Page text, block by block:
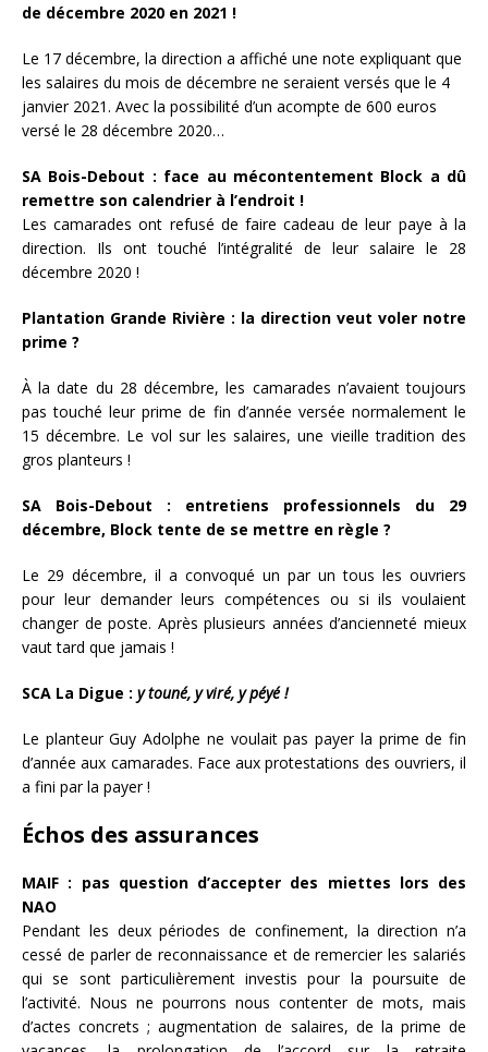
de décembre 2020 en 2021 !
Le 17 décembre, la direction a affiché une note expliquant que
les salaires du mois de décembre ne seraient versés que le 4
janvier 2021. Avec la possibilité d’un acompte de 600 euros
versé le 28 décembre 2020…
SA Bois-Debout : face au mécontentement Block a dû
remettre son calendrier à l’endroit !
Les camarades ont refusé de faire cadeau de leur paye à la
direction. Ils ont touché l’intégralité de leur salaire le 28
décembre 2020 !
Plantation Grande Rivière : la direction veut voler notre
prime ?
À la date du 28 décembre, les camarades n’avaient toujours
pas touché leur prime de fin d’année versée normalement le
15 décembre. Le vol sur les salaires, une vieille tradition des
gros planteurs !
SA Bois-Debout : entretiens professionnels du 29
décembre, Block tente de se mettre en règle ?
Le 29 décembre, il a convoqué un par un tous les ouvriers
pour leur demander leurs compétences ou si ils voulaient
changer de poste. Après plusieurs années d’ancienneté mieux
vaut tard que jamais !
SCA La Digue : y touné, y viré, y péyé !
Le planteur Guy Adolphe ne voulait pas payer la prime de fin
d’année aux camarades. Face aux protestations des ouvriers, il
a fini par la payer !
Échos des assurances
MAIF : pas question d’accepter des miettes lors des
NAO
Pendant les deux périodes de confinement, la direction n’a
cessé de parler de reconnaissance et de remercier les salariés
qui se sont particulièrement investis pour la poursuite de
l’activité. Nous ne pourrons nous contenter de mots, mais
d’actes concrets ; augmentation de salaires, de la prime de